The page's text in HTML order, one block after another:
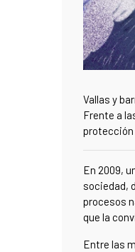
Vallas y
Frente a
protección
En 2009,
sociedad,
procesos
que la
Entre las